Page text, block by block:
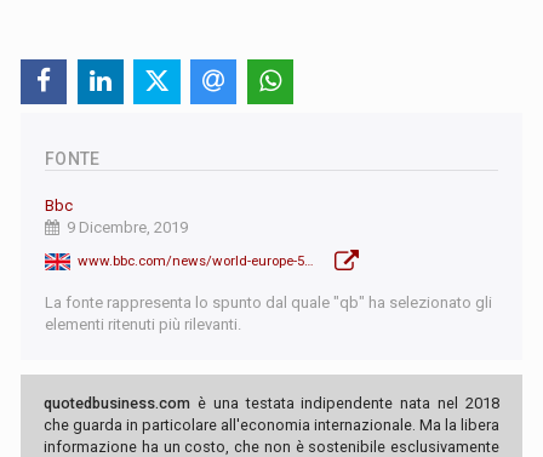
FONTE
Bbc
9 Dicembre, 2019
www.bbc.com/news/world-europe-50709422
La fonte rappresenta lo spunto dal quale "qb" ha selezionato gli
elementi ritenuti più rilevanti.
quotedbusiness.com è una testata indipendente nata nel 2018
che guarda in particolare all'economia internazionale. Ma la libera
informazione ha un costo, che non è sostenibile esclusivamente